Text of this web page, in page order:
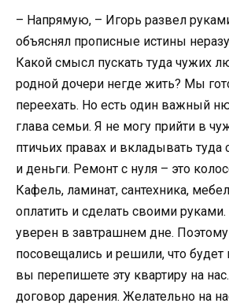
– Напрямую, – Игорь развел
объяснял прописные истины
Какой смысл пускать туда чужих
родной дочери негде жить? Мы
переехать. Но есть один важный
глава семьи. Я не могу прийти в
птичьих правах и вкладывать
и деньги. Ремонт с нуля – это
Кафель, ламинат, сантехника,
оплатить и сделать своими
уверен в завтрашнем дне.
посовещались и решили, что будет
вы перепишете эту квартиру на
договор дарения. Желательно на